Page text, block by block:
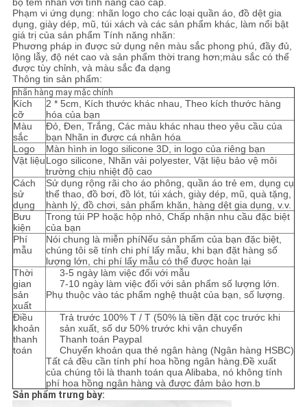
POLICY
bộ tem nhãn với tính năng cao cấp.
Phạm vi ứng dụng: nhãn logo cho các loại quần áo, đồ dệt gia
dụng, giày dép, mũ, túi xách và các sản phẩm khác, làm nổi bật
giá trị của sản phẩm Tính năng nhãn:
Phương pháp in được sử dụng nên màu sắc phong phú, đầy đủ,
lộng lẫy, độ nét cao và sản phẩm thời trang hơn;màu sắc có thể
được tùy chỉnh, và màu sắc đa dạng
Thông tin sản phẩm:
nhãn hàng may mặc chính
Kích
cỡ
2 * 5cm, Kích thước khác nhau, Theo kích thước hàng
hóa của bạn
Màu
sắc
Đỏ, Đen, Trắng, Các màu khác nhau theo yêu cầu của
bạn Nhãn in được cá nhân hóa
Logo
Màn hình in logo silicone 3D, in logo của riêng bạn
Vật liệuLogo silicone, Nhãn vải polyester, Vật liệu bảo vệ môi
trường chịu nhiệt độ cao
Cách
sử
dụng
Sử dụng rộng rãi cho áo phông, quần áo trẻ em, dụng cụ
thể thao, đồ bơi, đồ lót, túi xách, giày dép, mũ, quà tặng,
hành lý, đồ chơi, sản phẩm khăn, hàng dệt gia dụng, v.v.
Bưu
kiện
Trong túi PP hoặc hộp nhỏ, Chấp nhận nhu cầu đặc biệt
của bạn
Phí
mẫu
Nói chung là miễn phíNếu sản phẩm của bạn đặc biệt,
chúng tôi sẽ tính chi phí lấy mẫu, khi bạn đặt hàng số
lượng lớn, chi phí lấy mẫu có thể được hoàn lại
Thời
gian
sản
xuất
3-5 ngày làm việc đối với mẫu
7-10 ngày làm việc đối với sản phẩm số lượng lớn.
Phụ thuộc vào tác phẩm nghệ thuật của bạn, số lượng.
Điều
khoản
thanh
toán
Trả trước 100% T / T (50% là tiền đặt cọc trước khi
sản xuất, số dư 50% trước khi vận chuyển
Thanh toán Paypal
Chuyển khoản qua thẻ ngân hàng (Ngân hàng HSBC)
Tất cả đều cần tính phí hoa hồng ngân hàng.Đề xuất
của chúng tôi là thanh toán qua Alibaba, nó không tính
phí hoa hồng ngân hàng và được đảm bảo hơn.b
Sản phẩm trưng bày: